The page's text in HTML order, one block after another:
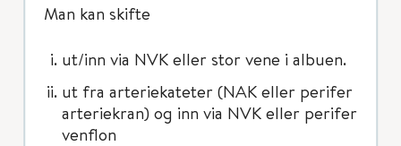
Man kan skifte
ut/inn via NVK eller stor vene i albuen.
ut fra arteriekateter (NAK eller perifer
arteriekran) og inn via NVK eller perifer
venflon